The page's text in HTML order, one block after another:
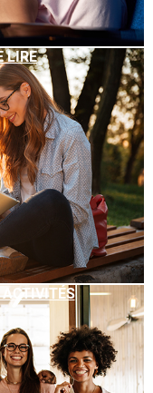
LIRE
ACTIVITÉS